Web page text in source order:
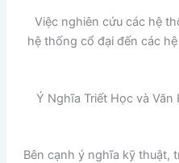
Việc nghiên cứu các hệ
hệ thống cổ đại đến các
Ý Nghĩa Triết Học và
Bên cạnh ý nghĩa kỹ thuật,